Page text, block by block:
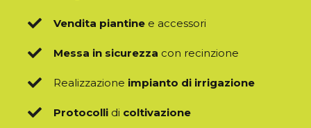
Vendita piantine e accessori
Messa in sicurezza con recinzione
Realizzazione impianto di irrigazione
Protocolli di coltivazione